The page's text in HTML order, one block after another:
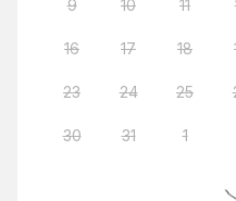
9 10 11
16 17 18
23 24 25
30 31 1